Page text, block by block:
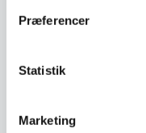
Præferencer
Statistik
Marketing
Puslespil og